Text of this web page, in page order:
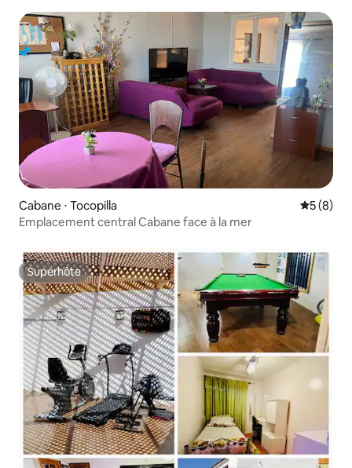
Cabane ⋅ Tocopilla
5 (8)
Emplacement central Cabane face à la mer
Superhôte
Superhôte